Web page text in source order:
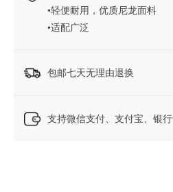
•轻便耐用，优质尼龙面料
•适配广泛
包邮七天无理由退换
支持微信支付、支付宝、银